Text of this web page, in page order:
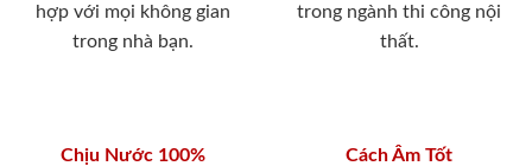
hợp với mọi không gian
trong nhà bạn.
trong ngành thi công nội
thất.
Chịu Nước 100% Cách Âm Tốt